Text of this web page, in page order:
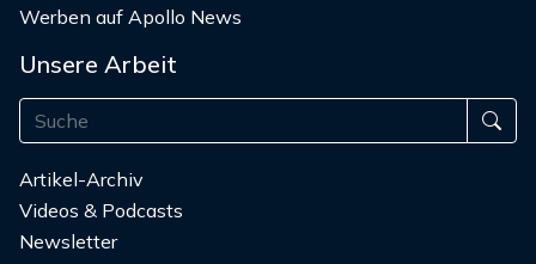
Werben auf Apollo News
Unsere Arbeit
Artikel-Archiv
Videos & Podcasts
Newsletter